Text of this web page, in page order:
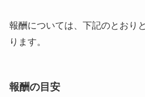
報酬については、下記のとおり
ります。
報酬の目安